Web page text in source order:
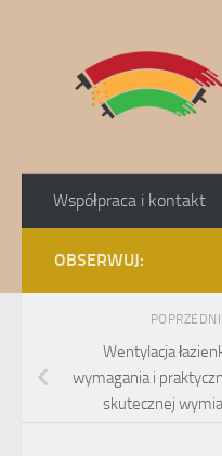
Współpraca i kontakt
OBSERWUJ:
Wentylacja
wymagania i
skutecznej